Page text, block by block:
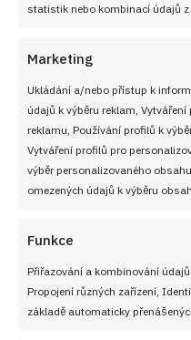
statistik nebo kombinací údajů z
Marketing
Ukládání a/nebo přístup k
údajů k výběru reklam,
reklamu, Používání profilů k
Vytváření profilů pro
výběr personalizovaného
omezených údajů k výběru
Funkce
Přiřazování a kombinování
Propojení různých zařízení,
základě automaticky
UŽITEČNÉ ODKAZY
Soutěž pro Aktivní
Návody a otázky
Reklama a spolupráce